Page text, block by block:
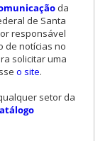
da
de Santa
responsável
de notícias no
solicitar uma
o site.
setor da